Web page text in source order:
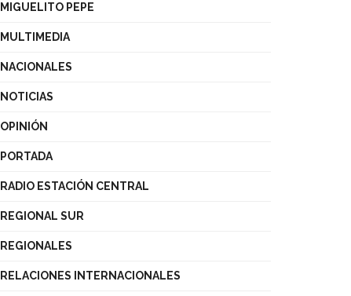
MIGUELITO PEPE
MULTIMEDIA
NACIONALES
NOTICIAS
OPINIÓN
PORTADA
RADIO ESTACIÓN CENTRAL
REGIONAL SUR
REGIONALES
RELACIONES INTERNACIONALES